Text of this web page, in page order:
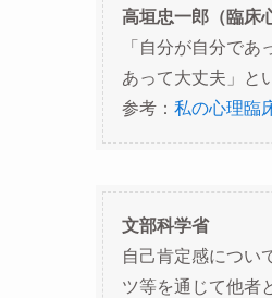
高垣忠一郎（臨床
「自分が自分で
あって大丈夫」と
参考： 私の心理臨
文部科学省
自己肯定感につい
ツ等を通じて他者